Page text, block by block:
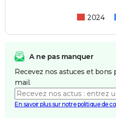
2024
A ne pas manquer
Recevez nos astuces et
mail.
En savoir plus sur notre politique de